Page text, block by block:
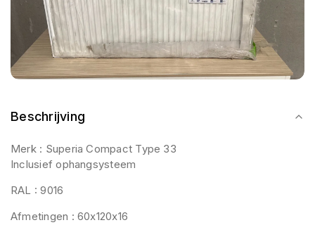
Beschrijving
Merk : Superia Compact Type 33
Inclusief ophangsysteem
RAL : 9016
Afmetingen : 60x120x16